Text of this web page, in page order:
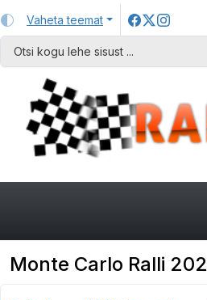
Vaheta teemat
Monte Carlo Ralli